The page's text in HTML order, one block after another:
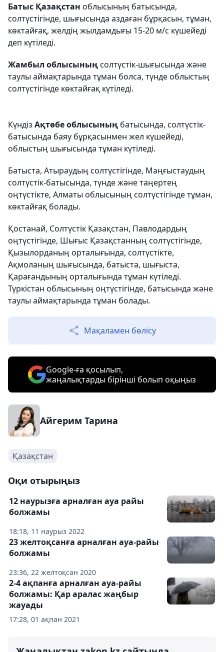
Батыс Қазақстан облысының батысында,
солтүстігінде, шығысында аздаған бұрқасын, тұман,
көктайғақ, желдің жылдамдығы 15-20 м/с күшейеді
деп күтіледі.
Жамбыл облысыныңсолтүстік-шығысында және
таулы аймақтарында тұман болса, түнде облыстың
солтүстігінде көктайғақ күтіледі.
Күндіз Ақтөбе облысының батысында, солтүстік-
батысында баяу бұрқасынмен жел күшейеді,
облыстың шығысында тұман күтіледі.
Батыста, Атыраудың солтүстігінде, Маңғыстаудың
солтүстік-батысында, түнде және таңертең
оңтүстікте, Алматы облысының солтүстігінде тұман,
көктайғақ болады.
Қостанай, Солтүстік Қазақстан, Павлодардың
оңтүстігінде, Шығыс Қазақстанның солтүстігінде,
Қызылорданың орталығында, солтүстікте,
Ақмоланың шығысында, батыста, шығыста,
Қарағандының орталығында тұман күтіледі.
Түркістан облысының оңтүстігінде, батысында және
таулы аймақтарында тұман болады.
Мақаламен бөлісу
Google-ға қосылып,
жаңалықтарды бірінші болып оқыңыз
Айгерим Тарина
Қазақстан
Оқи отырыңыз
18:18, 11 наурыз 2022
12 наурызға арналған ауа райы
болжамы
23:36, 22 желтоқсан 2020
23 желтоқсанға арналған ауа-райы
болжамы
17:28, 01 ақпан 2021
2-4 ақпанға арналған ауа-райы
болжамы: Қар аралас жаңбыр
жауады